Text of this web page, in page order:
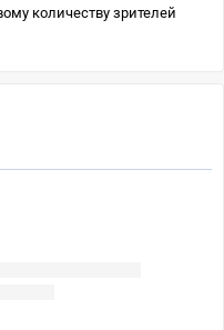
количеству зрителей